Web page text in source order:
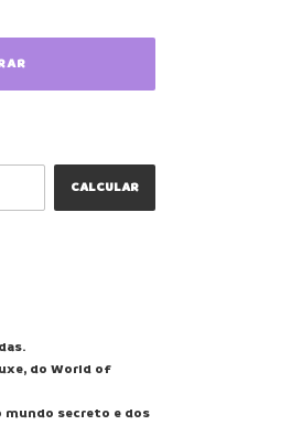
CALCULAR
do World of
mundo secreto e dos